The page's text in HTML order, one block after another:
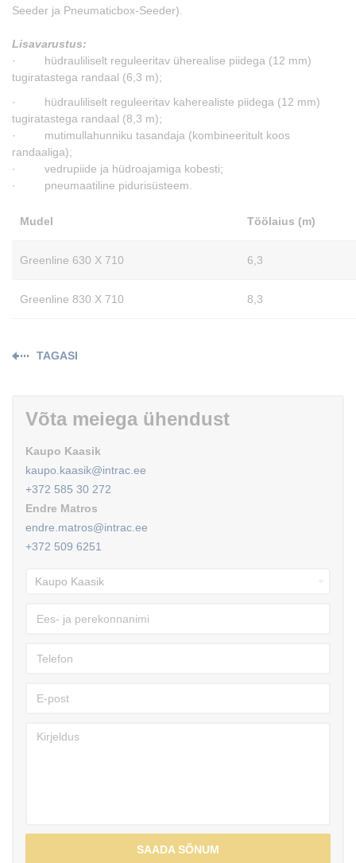
Seeder ja Pneumaticbox-Seeder).
Lisavarustus:
· hüdrauliliselt reguleeritav üherealise piidega (12 mm)
tugiratastega randaal (6,3 m);
· hüdrauliliselt reguleeritav kaherealiste piidega (12 mm)
tugiratastega randaal (8,3 m);
· mutimullahunniku tasandaja (kombineeritult koos
randaaliga);
· vedrupiide ja hüdroajamiga kobesti;
· pneumaatiline pidurisüsteem.
Mudel Töölaius (m)
Greenline 630 X 710 6,3
Greenline 830 X 710 8,3
TAGASI
Võta meiega ühendust
Kaupo Kaasik
kaupo.kaasik@intrac.ee
+372 585 30 272
Endre Matros
endre.matros@intrac.ee
+372 509 6251
SAADA SÕNUM